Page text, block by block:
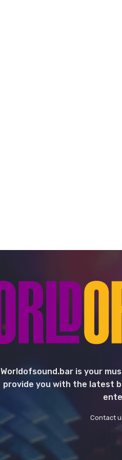
Worldofsound.bar is your
provide you with the latest
Contact